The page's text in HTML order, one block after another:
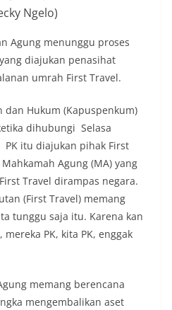
Ngelo)
Agung menunggu proses
diajukan penasihat
umrah First Travel.
dan Hukum (Kapuspenkum)
dihubungi Selasa
PK itu diajukan pihak First
Agung (MA) yang
Travel dirampas negara.
(First Travel) memang
tunggu saja itu. Karena kan
PK, kita PK, enggak
memang berencana
mengembalikan aset